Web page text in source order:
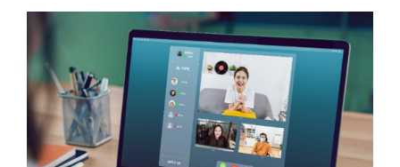
活用事例
料金・プラン